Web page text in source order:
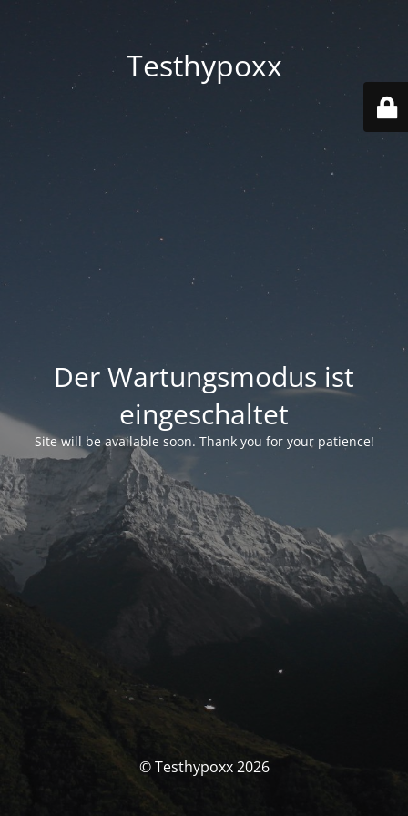
Testhypoxx
Der Wartungsmodus ist
eingeschaltet
Site will be available soon. Thank you for your patience!
© Testhypoxx 2026